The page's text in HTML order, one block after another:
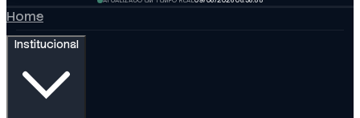
Home
Institucional